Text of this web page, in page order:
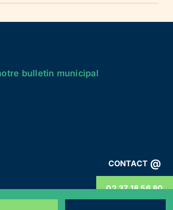
CONTACT @
02 37 18 56 80
bulletin municipal